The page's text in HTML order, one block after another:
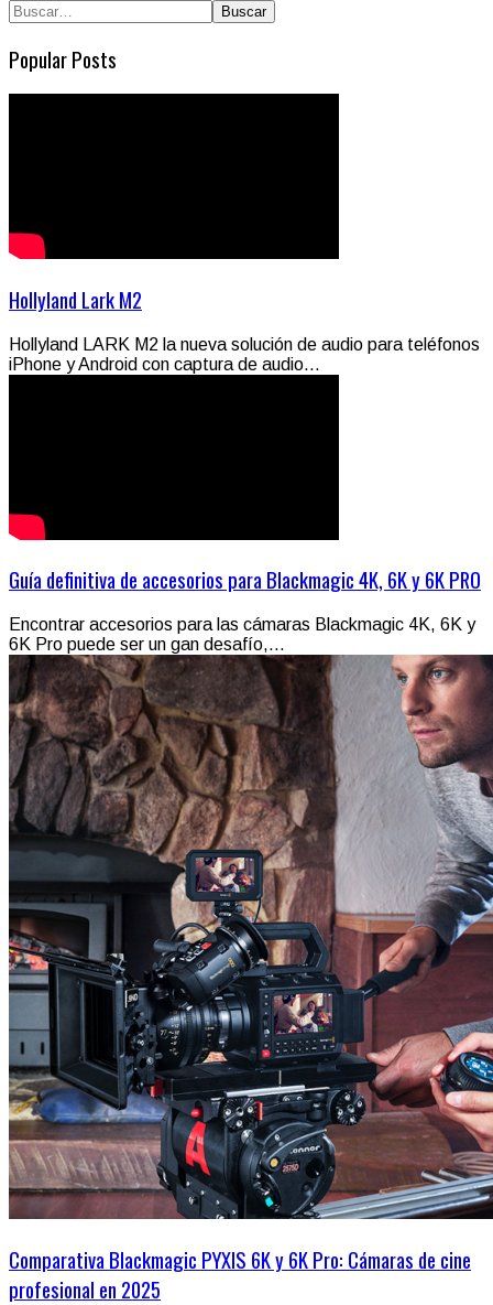
Buscar
Popular Posts
Hollyland Lark M2
Hollyland LARK M2 la nueva solución de audio para teléfonos
iPhone y Android con captura de audio...
Guía definitiva de accesorios para Blackmagic 4K, 6K y 6K PRO
Encontrar accesorios para las cámaras Blackmagic 4K, 6K y
6K Pro puede ser un gan desafío,...
Comparativa Blackmagic PYXIS 6K y 6K Pro: Cámaras de cine
profesional en 2025